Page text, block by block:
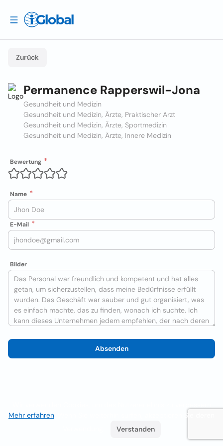
Zurück
Permanence Rapperswil-Jona
Gesundheit und Medizin
Gesundheit und Medizin, Ärzte, Praktischer Arzt
Gesundheit und Medizin, Ärzte, Sportmedizin
Gesundheit und Medizin, Ärzte, Innere Medizin
Bewertung
Name
E-Mail
Bilder
Absenden
Mehr erfahren . Wenn Sie weiterhin surfen, akzeptieren Sie deren
Verstanden